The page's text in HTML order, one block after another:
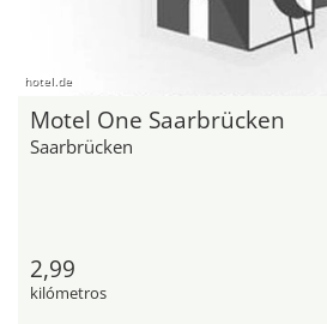
hotel.de
Motel One Saarbrücken
Saarbrücken
2,99
kilómetros